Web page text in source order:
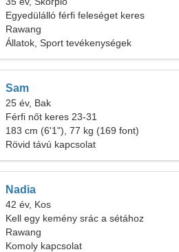
Egyedülálló férfi feleséget keres
Rawang
Állatok, Sport tevékenységek
Sam
25 év, Bak
Férfi nőt keres 23-31
183 cm (6'1"), 77 kg (169 font)
Rövid távú kapcsolat
Nadia
42 év, Kos
Kell egy kemény srác a sétához
Rawang
Komoly kapcsolat